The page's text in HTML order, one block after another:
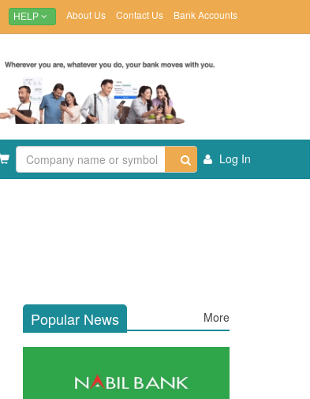
HELP About Us Contact Us Bank Accounts
Log In
Popular News More